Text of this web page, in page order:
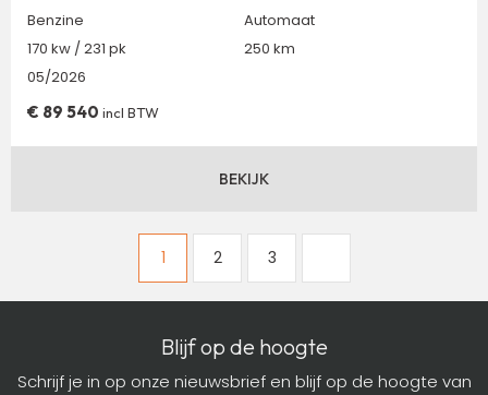
Benzine
Automaat
170 kw / 231 pk
250 km
05/2026
€ 89 540 incl BTW
BEKIJK
1 2 3
Blijf op de hoogte
Schrijf je in op onze nieuwsbrief en blijf op de hoogte van